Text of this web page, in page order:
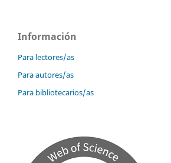
Información
Para lectores/as
Para autores/as
Para bibliotecarios/as